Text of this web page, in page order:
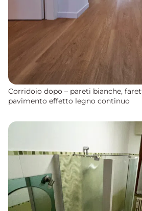
Corridoio dopo – pareti bianche,
pavimento effetto legno continuo